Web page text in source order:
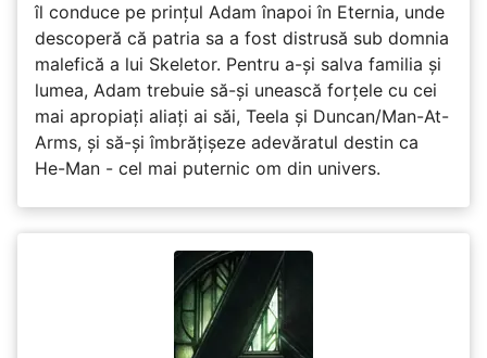
îl conduce pe prințul Adam înapoi în Eternia, unde
descoperă că patria sa a fost distrusă sub domnia
malefică a lui Skeletor. Pentru a-și salva familia și
lumea, Adam trebuie să-și unească forțele cu cei
mai apropiați aliați ai săi, Teela și Duncan/Man-At-
Arms, și să-și îmbrățișeze adevăratul destin ca
He-Man - cel mai puternic om din univers.